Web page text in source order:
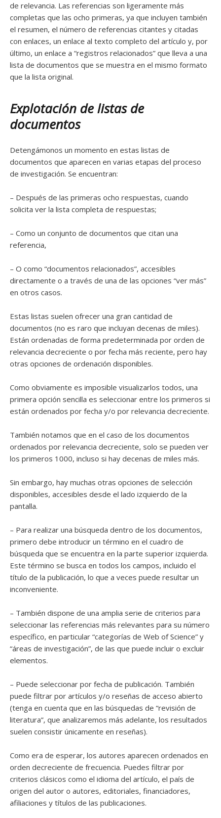
de relevancia. Las referencias son ligeramente más
completas que las ocho primeras, ya que incluyen también
el resumen, el número de referencias citantes y citadas
con enlaces, un enlace al texto completo del artículo y, por
último, un enlace a “registros relacionados” que lleva a una
lista de documentos que se muestra en el mismo formato
que la lista original.
Explotación de listas de
documentos
Detengámonos un momento en estas listas de
documentos que aparecen en varias etapas del proceso
de investigación. Se encuentran:
– Después de las primeras ocho respuestas, cuando
solicita ver la lista completa de respuestas;
– Como un conjunto de documentos que citan una
referencia,
– O como “documentos relacionados”, accesibles
directamente o a través de una de las opciones “ver más”
en otros casos.
Estas listas suelen ofrecer una gran cantidad de
documentos (no es raro que incluyan decenas de miles).
Están ordenadas de forma predeterminada por orden de
relevancia decreciente o por fecha más reciente, pero hay
otras opciones de ordenación disponibles.
Como obviamente es imposible visualizarlos todos, una
primera opción sencilla es seleccionar entre los primeros si
están ordenados por fecha y/o por relevancia decreciente.
También notamos que en el caso de los documentos
ordenados por relevancia decreciente, solo se pueden ver
los primeros 1000, incluso si hay decenas de miles más.
Sin embargo, hay muchas otras opciones de selección
disponibles, accesibles desde el lado izquierdo de la
pantalla.
– Para realizar una búsqueda dentro de los documentos,
primero debe introducir un término en el cuadro de
búsqueda que se encuentra en la parte superior izquierda.
Este término se busca en todos los campos, incluido el
título de la publicación, lo que a veces puede resultar un
inconveniente.
– También dispone de una amplia serie de criterios para
seleccionar las referencias más relevantes para su número
específico, en particular “categorías de Web of Science” y
“áreas de investigación”, de las que puede incluir o excluir
elementos.
– Puede seleccionar por fecha de publicación. También
puede filtrar por artículos y/o reseñas de acceso abierto
(tenga en cuenta que en las búsquedas de “revisión de
literatura”, que analizaremos más adelante, los resultados
suelen consistir únicamente en reseñas).
Como era de esperar, los autores aparecen ordenados en
orden decreciente de frecuencia. Puedes filtrar por
criterios clásicos como el idioma del artículo, el país de
origen del autor o autores, editoriales, financiadores,
afiliaciones y títulos de las publicaciones.